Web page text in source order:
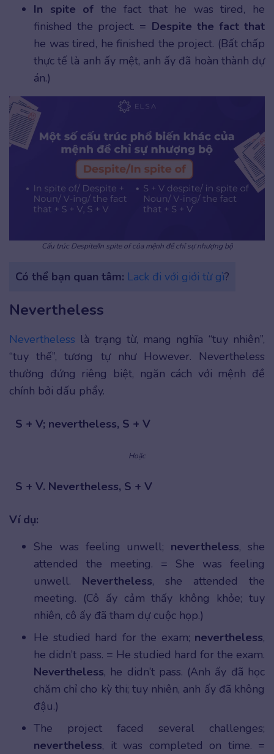
In spite of the fact that he was tired, he
finished the project. = Despite the fact that
he was tired, he finished the project. (Bất chấp
thực tế là anh ấy mệt, anh ấy đã hoàn thành dự
án.)
Cấu trúc Despite/In spite of của mệnh đề chỉ sự nhượng bộ
Có thể bạn quan tâm: Lack đi với giới từ gì?
Nevertheless
Nevertheless là trạng từ, mang nghĩa “tuy nhiên”,
“tuy thế”, tương tự như However. Nevertheless
thường đứng riêng biệt, ngăn cách với mệnh đề
chính bởi dấu phẩy.
S + V; nevertheless, S + V
Hoặc
S + V. Nevertheless, S + V
Ví dụ:
She was feeling unwell; nevertheless, she
attended the meeting. = She was feeling
unwell. Nevertheless, she attended the
meeting. (Cô ấy cảm thấy không khỏe; tuy
nhiên, cô ấy đã tham dự cuộc họp.)
He studied hard for the exam; nevertheless,
he didn’t pass. = He studied hard for the exam.
Nevertheless, he didn’t pass. (Anh ấy đã học
chăm chỉ cho kỳ thi; tuy nhiên, anh ấy đã không
đậu.)
The project faced several challenges;
nevertheless, it was completed on time. =